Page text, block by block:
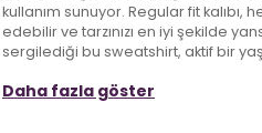
kullanım sunuyor. Regular fit
edebilir ve tarzınızı en iyi şekilde
sergilediği bu sweatshirt, aktif bir
Daha fazla göster